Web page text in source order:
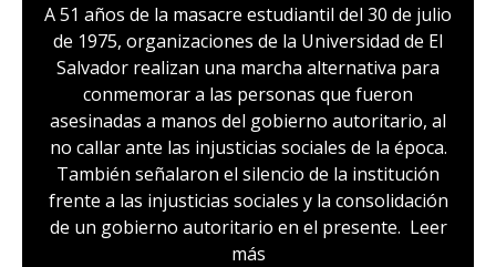
A 51 años de la masacre estudiantil del 30 de julio
de 1975, organizaciones de la Universidad de El
Salvador realizan una marcha alternativa para
conmemorar a las personas que fueron
asesinadas a manos del gobierno autoritario, al
no callar ante las injusticias sociales de la época.
También señalaron el silencio de la institución
frente a las injusticias sociales y la consolidación
de un gobierno autoritario en el presente. Leer
más